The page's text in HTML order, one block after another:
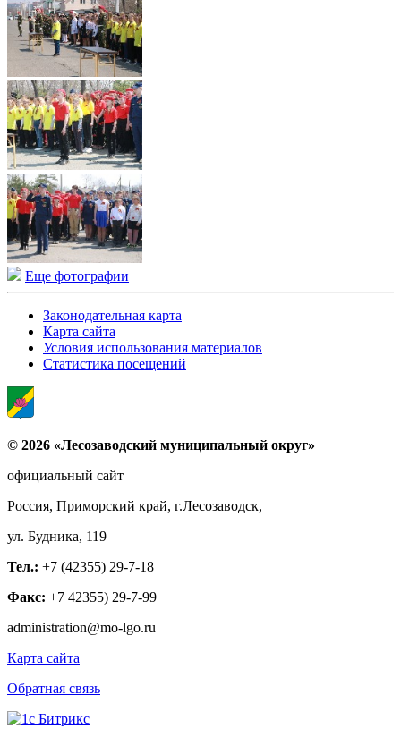
Еще фотографии
Законодательная карта
Карта сайта
Условия использования материалов
Статистика посещений
© 2026 «Лесозаводский муниципальный округ»
официальный сайт
Россия, Приморский край, г.Лесозаводск,
ул. Будника, 119
Тел.: +7 (42355) 29-7-18
Факс: +7 42355) 29-7-99
administration@mo-lgo.ru
Карта сайта
Обратная связь